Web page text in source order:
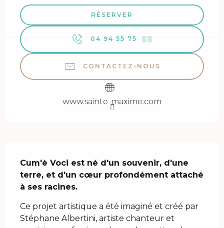
RÉSERVER
04 94 55 75 ▒▒
CONTACTEZ-NOUS
www.sainte-maxime.com
Cum'è Voci est né d'un souvenir, d'une
terre, et d'un cœur profondément attaché
à ses racines.
Ce projet artistique a été imaginé et créé par
Stéphane Albertini, artiste chanteur et